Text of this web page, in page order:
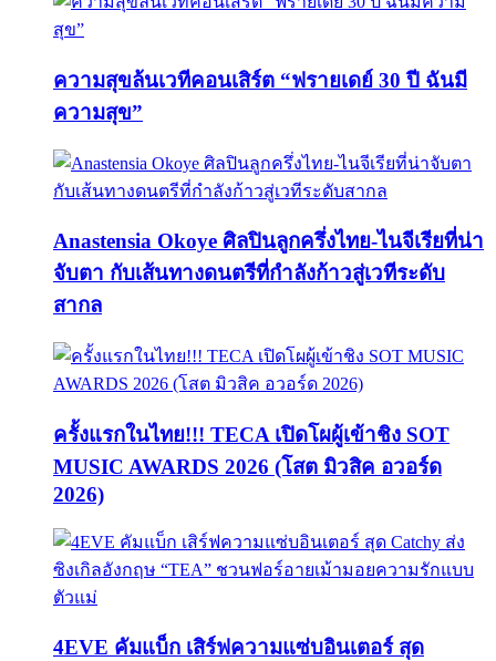
ความสุขล้นเวทีคอนเสิร์ต “ฟรายเดย์ 30 ปี ฉันมี
ความสุข”
Anastensia Okoye ศิลปินลูกครึ่งไทย-ไนจีเรียที่น่า
จับตา กับเส้นทางดนตรีที่กำลังก้าวสู่เวทีระดับ
สากล
ครั้งแรกในไทย!!! TECA เปิดโผผู้เข้าชิง SOT
MUSIC AWARDS 2026 (โสต มิวสิค อวอร์ด
2026)
4EVE คัมแบ็ก เสิร์ฟความแซ่บอินเตอร์ สุด